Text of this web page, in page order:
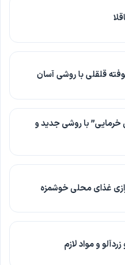
قلقلی با روشی آسان
خرمایی” با روشی جدید و
غذای محلی خوشمزه
و مواد لازم